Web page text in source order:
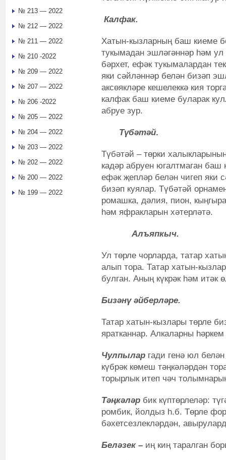
Калфак.
Хатын-кызларның баш киеме
тукымадан эшләгәннәр һәм
бәрхет, ефәк тукымалардан
яки сәйләннәр белән бизәп
аксөякләре кешелеккә кия
калфак баш киеме буларак
абруе зур.
Түбәтәй.
Түбәтәй – төрки
кадәр абруен югалтмаган баш
ефәк җепләр белән чигеп яки
бизәп куялар. Түбәтәй
ромашка, дәлия, пион,
һәм яфракларын хәтерләтә.
Алъяпкыч.
Ул төрле чорларда, татар
алып тора. Татар хатын-
булган. Аның күкрәк һәм итәк
Бизәнү әйберләре.
Татар хатын-кызлары төрле
яратканнар. Алкаларны
Чулпылар гади генә юл
күбрәк көмеш тәңкәләрдән
торырлык итеп чәч
Тәңкәләр бик күптөрлеләр:
ромбик, йолдыз һ.б. Төрле
бәхетсезлекләрдән,
Беләзек – иң киң таралган
№ 213 — 2022
№ 212 — 2022
№ 211 — 2022
№ 210 -2022
№ 209 — 2022
№ 207 — 2022
№ 206 -2022
№ 205 — 2022
№ 204 — 2022
№ 203 — 2022
№ 202 — 2022
№ 200 — 2022
№ 199 — 2022